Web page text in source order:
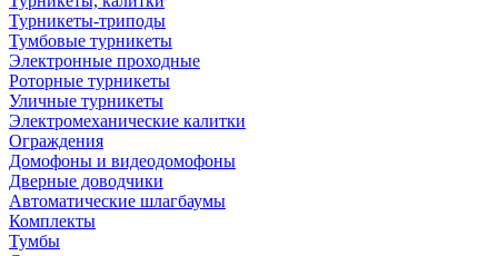
Турникеты-триподы
Тумбовые турникеты
Электронные проходные
Роторные турникеты
Уличные турникеты
Электромеханические калитки
Ограждения
Домофоны и видеодомофоны
Дверные доводчики
Автоматические шлагбаумы
Комплекты
Тумбы